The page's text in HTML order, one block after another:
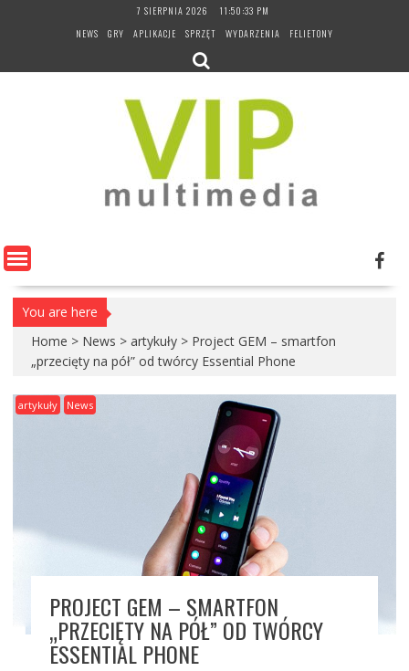
7 SIERPNIA 2026
11:50:34 PM
NEWS
GRY APLIKACJE SPRZĘT WYDARZENIA FELIETONY
You are here
Home > News > artykuły > Project GEM – smartfon
„przecięty na pół” od twórcy Essential Phone
artykuły News
PROJECT GEM – SMARTFON
„PRZECIĘTY NA PÓŁ” OD TWÓRCY
ESSENTIAL PHONE